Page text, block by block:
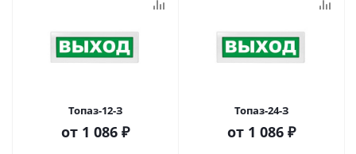
Топаз-12-З
от 1 086 ₽
Топаз-24-З
от 1 086 ₽